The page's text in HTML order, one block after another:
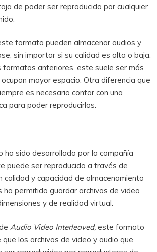
de poder ser reproducido por cualquier
formato pueden almacenar audios y
sin importar si su calidad es alta o baja.
formatos anteriores, este suele ser más
mayor espacio. Otra diferencia que
es necesario contar con una
para poder reproducirlos.
ha sido desarrollado por la compañía
puede ser reproducido a través de
calidad y capacidad de almacenamiento
permitido guardar archivos de video
y de realidad virtual.
Audio Video Interleaved, este formato
los archivos de video y audio que